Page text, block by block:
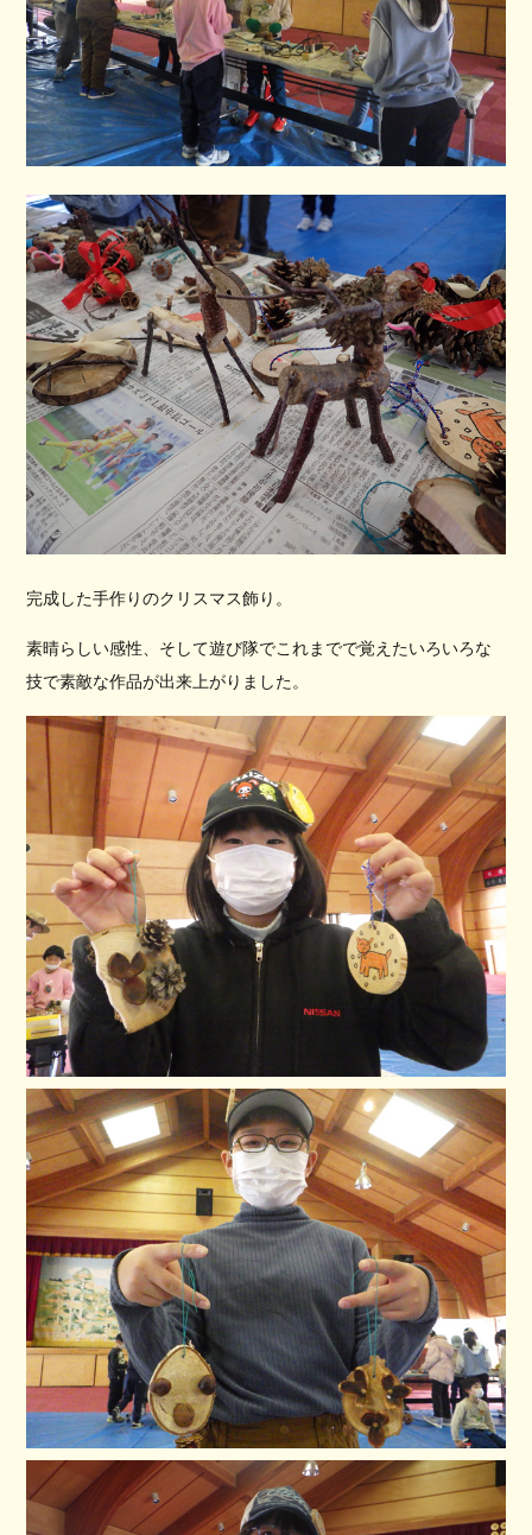
完成した手作りのクリスマス飾り。
素晴らしい感性、そして遊び隊でこれまでで覚えたいろいろな
技で素敵な作品が出来上がりました。